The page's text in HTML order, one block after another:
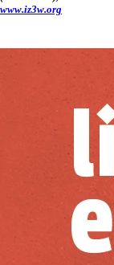
www.iz3w.org